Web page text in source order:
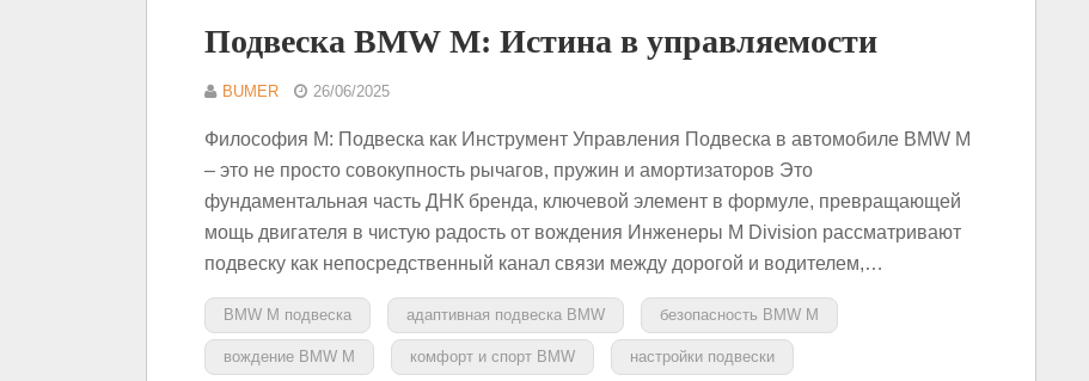
Подвеска BMW M: Истина в управляемости
BUMER 26/06/2025
Философия M: Подвеска как Инструмент Управления Подвеска в автомобиле BMW M
– это не просто совокупность рычагов, пружин и амортизаторов Это
фундаментальная часть ДНК бренда, ключевой элемент в формуле, превращающей
мощь двигателя в чистую радость от вождения Инженеры M Division рассматривают
подвеску как непосредственный канал связи между дорогой и водителем,…
BMW M подвеска адаптивная подвеска BMW безопасность BMW M
вождение BMW M комфорт и спорт BMW настройки подвески